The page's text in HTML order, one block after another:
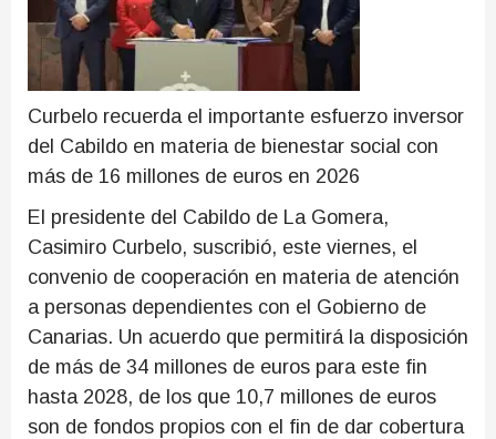
Curbelo recuerda el importante esfuerzo inversor
del Cabildo en materia de bienestar social con
más de 16 millones de euros en 2026
El presidente del Cabildo de La Gomera,
Casimiro Curbelo, suscribió, este viernes, el
convenio de cooperación en materia de atención
a personas dependientes con el Gobierno de
Canarias. Un acuerdo que permitirá la disposición
de más de 34 millones de euros para este fin
hasta 2028, de los que 10,7 millones de euros
son de fondos propios con el fin de dar cobertura